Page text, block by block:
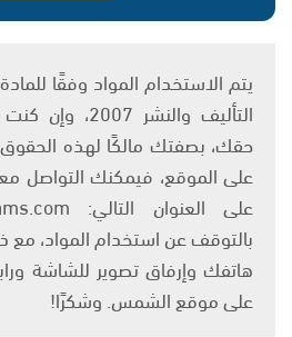
التأليف والنشر
حقك، بصفتك مالكًا لهذه
على الموقع، فيمكنك التواصل
بالتوقف عن استخدام المواد،
هاتفك وإرفاق تصوير للشاشة
على موقع الشمس. وشكرًا!